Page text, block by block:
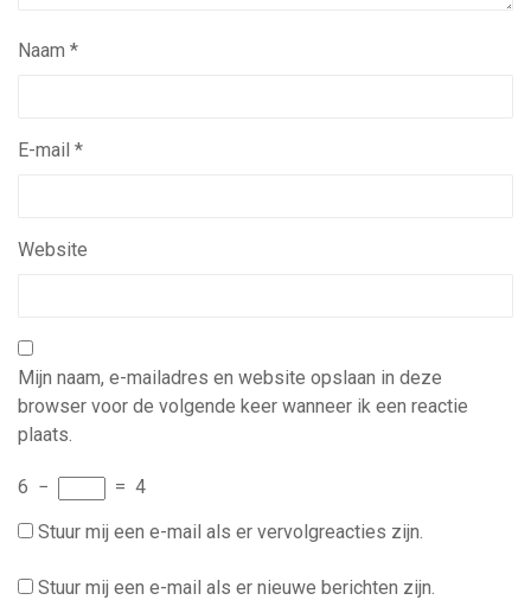
Naam *
E-mail *
Website
Mijn naam, e-mailadres en website opslaan in deze
browser voor de volgende keer wanneer ik een reactie
plaats.
6 − = 4
Stuur mij een e-mail als er vervolgreacties zijn.
Stuur mij een e-mail als er nieuwe berichten zijn.